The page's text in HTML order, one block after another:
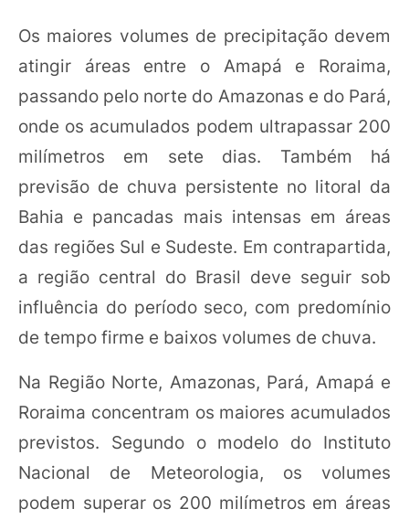
Os maiores volumes de precipitação devem
atingir áreas entre o Amapá e Roraima,
passando pelo norte do Amazonas e do Pará,
onde os acumulados podem ultrapassar 200
milímetros em sete dias. Também há
previsão de chuva persistente no litoral da
Bahia e pancadas mais intensas em áreas
das regiões Sul e Sudeste. Em contrapartida,
a região central do Brasil deve seguir sob
influência do período seco, com predomínio
de tempo firme e baixos volumes de chuva.
Na Região Norte, Amazonas, Pará, Amapá e
Roraima concentram os maiores acumulados
previstos. Segundo o modelo do Instituto
Nacional de Meteorologia, os volumes
podem superar os 200 milímetros em áreas